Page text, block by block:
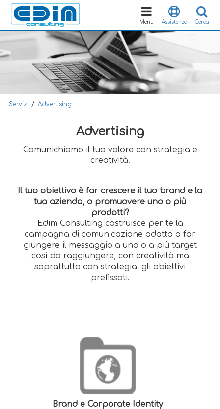
Cerca
Assistenza
Toggle
navigation
Menu
Servizi / Advertising
Advertising
Comunichiamo il tuo valore con strategia e
creatività.
Il tuo obiettivo è far crescere il tuo brand e la
tua azienda, o promuovere uno o più
prodotti?
Edim Consulting costruisce per te la
campagna di comunicazione adatta a far
giungere il messaggio a uno o a più target
così da raggiungere, con creatività ma
soprattutto con strategia, gli obiettivi
prefissati.
Brand e Corporate Identity